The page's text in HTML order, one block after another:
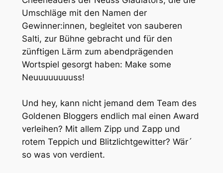
Umschläge mit den Namen der
Gewinner:innen, begleitet von sauberen
Salti, zur Bühne gebracht und für den
zünftigen Lärm zum abendprägenden
Wortspiel gesorgt haben: Make some
Neuuuuuuuuss!
Und hey, kann nicht jemand dem Team des
Goldenen Bloggers endlich mal einen Award
verleihen? Mit allem Zipp und Zapp und
rotem Teppich und Blitzlichtgewitter? Wär´
so was von verdient.